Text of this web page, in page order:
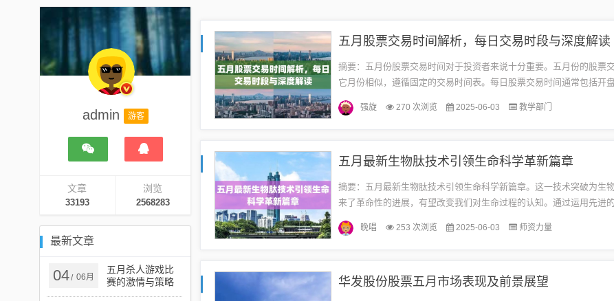
admin 游客
文章
33193
浏览
2568283
最新文章
04/ 06月
五月杀人游戏比
赛的激情与策略
之战
五月股票交易时间解析，每日交易时段与深度解读
摘要：五月份股票交易时间对于投资者来说十分重要。五月份的股票
它月份相似，遵循固定的交易时间表。每日股票交易时间通常包括开
时间，以及交易过程中的暂停时间。五月份的特殊市场情况也可能影响
的...
强旋 270 次浏览 2025-06-03 教学部门
五月最新生物肽技术引领生命科学革新篇章
摘要：五月最新生物肽技术引领生命科学新篇章。这一技术突破为生
来了革命性的进展，有望改变我们对生命过程的认知。通过运用先进
术，科学家们能够更深入地研究生命体系的复杂机制，推动生物医药、
领...
晚唱 253 次浏览 2025-06-03 师资力量
华发股份股票五月市场表现及前景展望